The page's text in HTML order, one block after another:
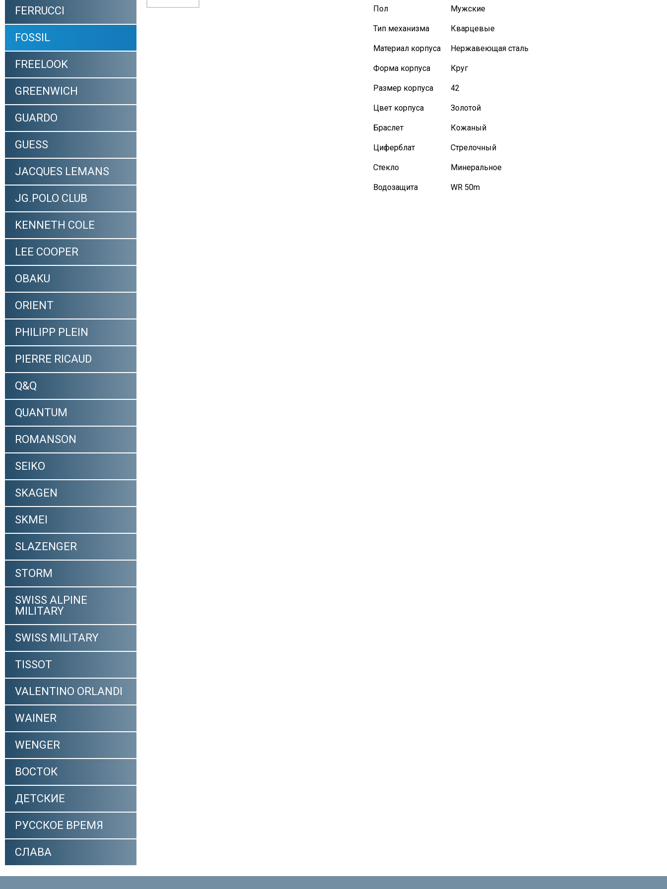
FERRUCCI
FOSSIL
FREELOOK
GREENWICH
GUARDO
GUESS
JACQUES LEMANS
JG.POLO CLUB
KENNETH COLE
LEE COOPER
OBAKU
ORIENT
PHILIPP PLEIN
PIERRE RICAUD
Q&Q
QUANTUM
ROMANSON
SEIKO
SKAGEN
SKMEI
SLAZENGER
STORM
SWISS ALPINE
MILITARY
SWISS MILITARY
TISSOT
VALENTINO ORLANDI
WAINER
WENGER
ВОСТОК
ДЕТСКИЕ
РУССКОЕ ВРЕМЯ
СЛАВА
Пол Мужские
Тип механизма Кварцевые
Материал корпуса Нержавеющая сталь
Форма корпуса Круг
Размер корпуса 42
Цвет корпуса Золотой
Браслет Кожаный
Циферблат Стрелочный
Стекло Минеральное
Водозащита WR 50m